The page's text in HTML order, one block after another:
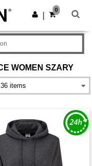
Pobierz app
0
WOMEN SZARY